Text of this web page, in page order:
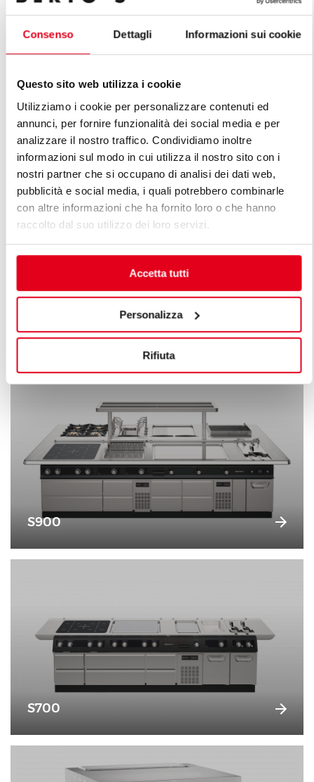
Consenso Dettagli Informazioni sui cookie
Questo sito web utilizza i cookie
Utilizziamo i cookie per personalizzare contenuti ed
annunci, per fornire funzionalità dei social media e per
analizzare il nostro traffico. Condividiamo inoltre
informazioni sul modo in cui utilizza il nostro sito con i
nostri partner che si occupano di analisi dei dati web,
pubblicità e social media, i quali potrebbero combinarle
con altre informazioni che ha fornito loro o che hanno
raccolto dal suo utilizzo dei loro servizi.
Accetta tutti
Personalizza
Rifiuta
COMANDI BFLEX
SCOPRI TUTTE LE LINEE DI LINEA
PREMIUM
esigenze dei professionisti. Una cucina modulare
specifiche del cliente, mantenendo elevati standard di
funzionalità, efficienza energetica, sicurezza e
tecnologia, uniti a linee di ricercata bellezza.
S900
S700